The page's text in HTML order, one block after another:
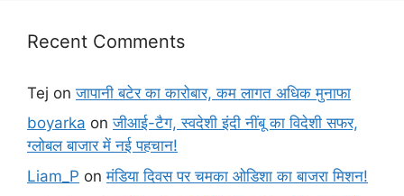
Recent Comments
Tej onजापानी बटेर का कारोबार, कम लागत अधिक मुनाफा
boyarka onजीआई-टैग, स्वदेशी इंदी नींबू का विदेशी सफर,
ग्लोबल बाजार में नई पहचान!
Liam_P onमंडिया दिवस पर चमका ओडिशा का बाजरा मिशन!